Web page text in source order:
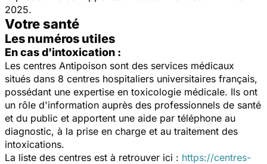
2025.
Votre santé
Les numéros utiles
En cas d'intoxication :
Les centres Antipoison sont des services médicaux
situés dans 8 centres hospitaliers universitaires français,
possédant une expertise en toxicologie médicale. Ils ont
un rôle d'information auprès des professionnels de santé
et du public et apportent une aide par téléphone au
diagnostic, à la prise en charge et au traitement des
intoxications.
La liste des centres est à retrouver ici : https://centres-